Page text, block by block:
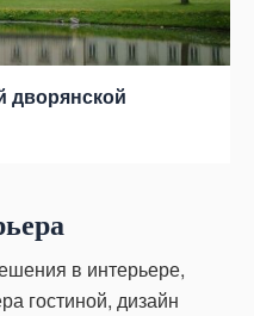
дворянской
в интерьере,
гостиной, дизайн